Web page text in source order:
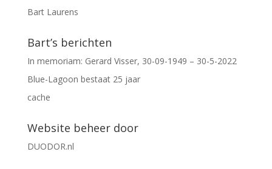
Bart Laurens
Bart’s berichten
In memoriam: Gerard Visser, 30-09-1949 – 30-5-2022
Blue-Lagoon bestaat 25 jaar
cache
Website beheer door
DUODOR.nl